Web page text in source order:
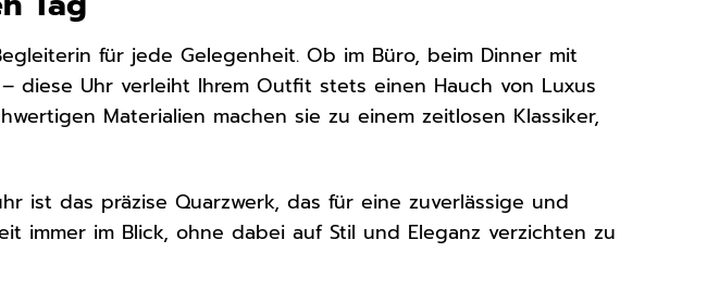
für jede Gelegenheit. Ob im Büro, beim Dinner mit
diese Uhr verleiht Ihrem Outfit stets einen Hauch von Luxus
Materialien machen sie zu einem zeitlosen Klassiker,
ist das präzise Quarzwerk, das für eine zuverlässige und
immer im Blick, ohne dabei auf Stil und Eleganz verzichten zu